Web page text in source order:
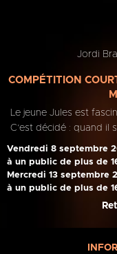
Jordi
COMPÉTITION
Le jeune Jules est
C’est décidé : quand il
Vendredi 8 septembre
à un public de plus de
Mercredi 13 septembre
à un public de plus de